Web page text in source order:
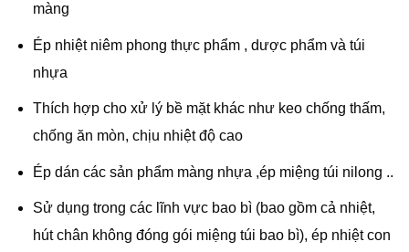
màng
Ép nhiệt niêm phong thực phẩm , dược phẩm và túi
nhựa
Thích hợp cho xử lý bề mặt khác như keo chống thấm,
chống ăn mòn, chịu nhiệt độ cao
Ép dán các sản phẩm màng nhựa ,ép miệng túi nilong ..
Sử dụng trong các lĩnh vực bao bì (bao gồm cả nhiệt,
hút chân không đóng gói miệng túi bao bì), ép nhiệt con